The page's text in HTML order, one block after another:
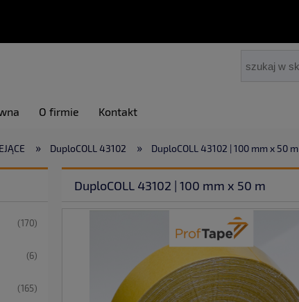
O firmie Kontakt
» DuploCOLL 43102 » DuploCOLL 43102 | 100 mm x 50 m
(170)
(6)
(165)
DuploCOLL 43102 | 100 mm x 50 m